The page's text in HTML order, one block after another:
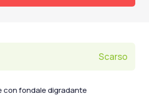
Scarso
con fondale digradante